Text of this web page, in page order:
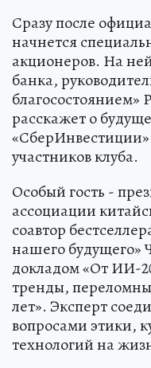
Сразу после
начнется
акционеров. На
банка,
благосостоянием»
расскажет о
участников клуба.
Особый гость -
ассоциации
соавтор
нашего будущего»
докладом «От ИИ-
тренды,
лет». Эксперт
вопросами этики,
технологий на